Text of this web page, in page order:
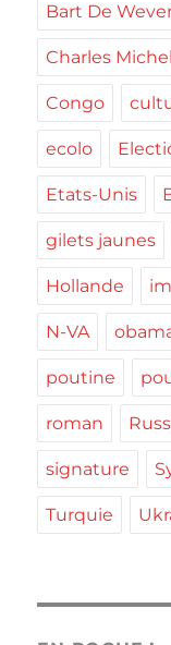
Bart De
Charles Michel
Congo
ecolo
Etats-Unis
gilets jaunes
Hollande
N-VA
poutine
roman
signature
Turquie